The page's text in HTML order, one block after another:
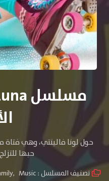
حول لونا فالينتي، وهي فتاة
حبها
تصنيف المسلسل : , Music